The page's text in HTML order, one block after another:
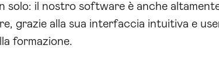
solo: il nostro software è anche
grazie alla sua interfaccia intuitiva e
formazione.